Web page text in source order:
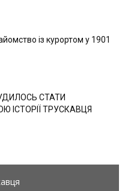
із курортом у 1901
СТАТИ
ІСТОРІЇ ТРУСКАВЦЯ